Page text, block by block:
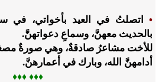
•
اتصلتُ في العيد بأخواتي، في
بالحديث معهنَّ، وسماعِ دعواتهنَّ.
للأخت مشاعرُ صادقةٌ، وهي صورةٌ
أدامهنَّ الله، وبارك في أعمارهنَّ.
♦♦
♦ ♦
♦♦